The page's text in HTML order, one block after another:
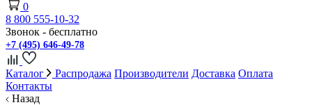
0
8 800 555-10-32
Звонок - бесплатно
+7 (495) 646-49-78
Каталог Распродажа Производители Доставка Оплата
Контакты
Назад